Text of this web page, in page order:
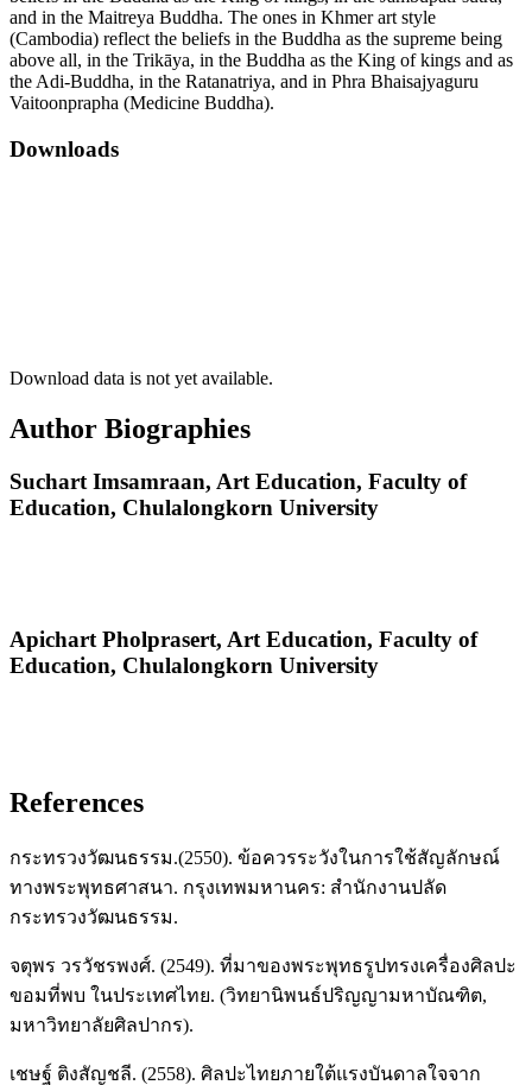
and in the Maitreya Buddha. The ones in Khmer art style
(Cambodia) reflect the beliefs in the Buddha as the supreme being
above all, in the Trikāya, in the Buddha as the King of kings and as
the Adi-Buddha, in the Ratanatriya, and in Phra Bhaisajyaguru
Vaitoonprapha (Medicine Buddha).
Downloads
Download data is not yet available.
Author Biographies
Suchart Imsamraan, Art Education, Faculty of
Education, Chulalongkorn University
Apichart Pholprasert, Art Education, Faculty of
Education, Chulalongkorn University
References
กระทรวงวัฒนธรรม.(2550). ข้อควรระวังในการใช้สัญลักษณ์
ทางพระพุทธศาสนา. กรุงเทพมหานคร: สํานักงานปลัด
กระทรวงวัฒนธรรม.
จตุพร วรวัชรพงศ์. (2549). ที่มาของพระพุทธรูปทรงเครื่องศิลปะ
ขอมที่พบ ในประเทศไทย. (วิทยานิพนธ์ปริญญามหาบัณฑิต,
มหาวิทยาลัยศิลปากร).
เชษฐ์ ติงสัญชลี. (2558). ศิลปะไทยภายใต้แรงบันดาลใจจาก